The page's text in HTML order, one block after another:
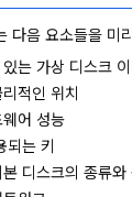
다음 요소들을 미
는 가상 디스크
적인 위치
어 성능
되는 키
디스크의 종류와